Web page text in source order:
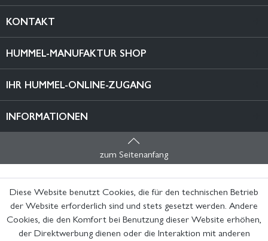
KONTAKT
HUMMEL-MANUFAKTUR SHOP
IHR HUMMEL-ONLINE-ZUGANG
INFORMATIONEN
zum Seitenanfang
Diese Website benutzt Cookies, die für den technischen Betrieb
der Website erforderlich sind und stets gesetzt werden. Andere
Cookies, die den Komfort bei Benutzung dieser Website erhöhen,
der Direktwerbung dienen oder die Interaktion mit anderen